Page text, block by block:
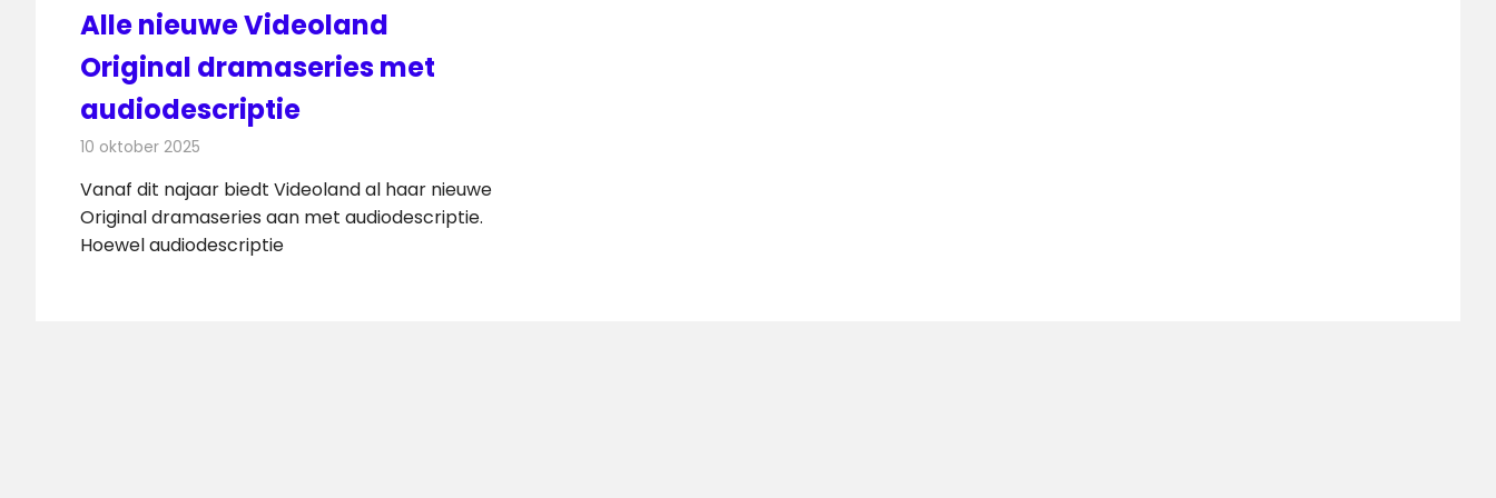
Alle nieuwe Videoland
Original dramaseries met
audiodescriptie
10 oktober 2025
Vanaf dit najaar biedt Videoland al haar nieuwe
Original dramaseries aan met audiodescriptie.
Hoewel audiodescriptie